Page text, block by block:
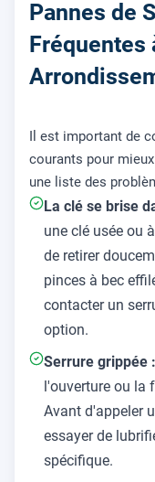
Pannes de
Fréquentes
Il est important de
courants pour
une liste des
La clé se brise
une clé usée ou
de retirer
pinces à bec
contacter un
option.
Serrure grippée :
l'ouverture ou la
Avant d'appeler
essayer de
spécifique.